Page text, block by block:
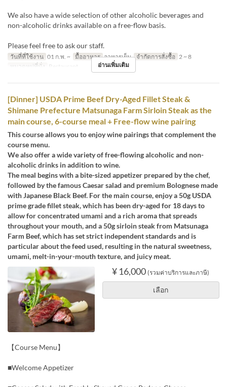
We also have a wide selection of other alcoholic beverages and
non-alcoholic drinks available on a free-flow basis.
Please feel free to ask our staff.
วันที่ที่ใช้งาน 01 ก.พ. ~ มื้ออาหาร อาหารเย็น จำกัดการสั่งซื้อ 2 ~ 8
หมวดหมู่ที่นั่ง
Restaurant อ่านเพิ่มเติม
[Dinner] USDA Prime Beef Dry-Aged Fillet Steak &
Shimane Prefecture Matsunaga Farm Sirloin Steak as the
main course, 6-course meal + Free-flow wine pairing
This course allows you to enjoy wine pairings that complement the
course menu.
We also offer a wide variety of free-flowing alcoholic and non-
alcoholic drinks in addition to wine.
The meal begins with a bite-sized appetizer prepared by the chef,
followed by the famous Caesar salad and premium Bolognese made
with Japanese Black Beef. For the main course, enjoy a 50g USDA
prime grade fillet steak, which has been dry-aged for 18 days to
allow for concentrated umami and a rich aroma that spreads
throughout your mouth, and a 50g sirloin steak from Matsunaga
Farm Beef, which has set strict independent standards and is
particular about the feed used, resulting in the natural sweetness,
umami, melt-in-your-mouth texture, and juicy meat.
¥ 16,000 (รวมค่าบริการและภาษี)
เลือก
【Course Menu】
■Welcome Appetizer